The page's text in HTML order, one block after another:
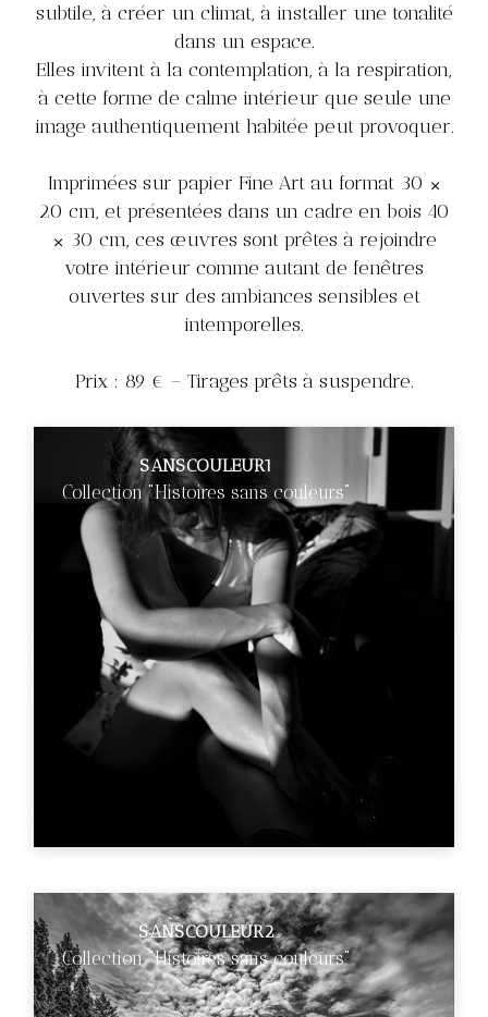
subtile, à créer un climat, à installer une tonalité
dans un espace.
Elles invitent à la contemplation, à la respiration,
à cette forme de calme intérieur que seule une
image authentiquement habitée peut provoquer.
Imprimées sur papier Fine Art au format 30 ×
20 cm, et présentées dans un cadre en bois 40
× 30 cm, ces œuvres sont prêtes à rejoindre
votre intérieur comme autant de fenêtres
ouvertes sur des ambiances sensibles et
intemporelles.
Prix : 89 € – Tirages prêts à suspendre.
SANSCOULEUR1
Collection "Histoires sans couleurs"
€89
SANSCOULEUR2
Collection "Histoires sans couleurs"
€89